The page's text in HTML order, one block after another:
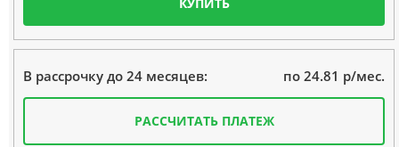
В рассрочку до 24 месяцев: по 24.81 р/мес.
РАССЧИТАТЬ ПЛАТЕЖ